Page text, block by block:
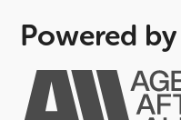
Powered by